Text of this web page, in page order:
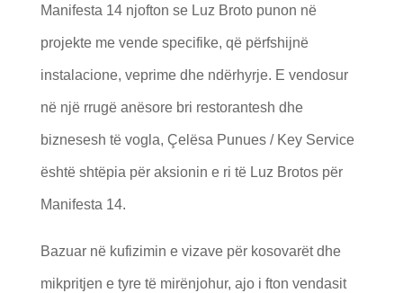
Manifesta 14 njofton se Luz Broto punon në
projekte me vende specifike, që përfshijnë
instalacione, veprime dhe ndërhyrje. E vendosur
në një rrugë anësore bri restorantesh dhe
biznesesh të vogla, Çelësa Punues / Key Service
është shtëpia për aksionin e ri të Luz Brotos për
Manifesta 14.
Bazuar në kufizimin e vizave për kosovarët dhe
mikpritjen e tyre të mirënjohur, ajo i fton vendasit